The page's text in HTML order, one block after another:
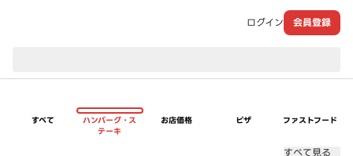
ログイン 会員登録
すべて
ハンバーグ・ス
テーキ
お店価格 ピザ ファストフード
すべて見る